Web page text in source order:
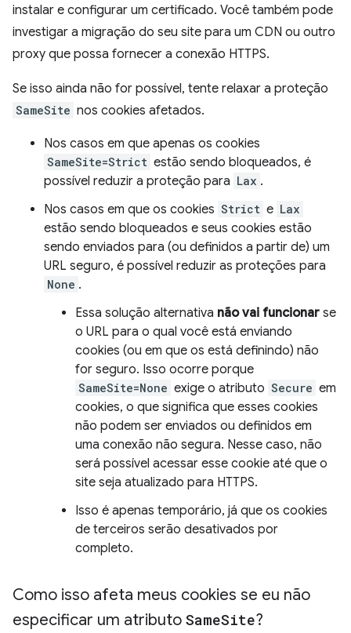
instalar e configurar um certificado. Você também pode
investigar a migração do seu site para um CDN ou outro
proxy que possa fornecer a conexão HTTPS.
Se isso ainda não for possível, tente relaxar a proteção
SameSite nos cookies afetados.
Nos casos em que apenas os cookies
SameSite=Strict estão sendo bloqueados, é
possível reduzir a proteção para Lax .
Nos casos em que os cookies Strict e Lax
estão sendo bloqueados e seus cookies estão
sendo enviados para (ou definidos a partir de) um
URL seguro, é possível reduzir as proteções para
None .
Essa solução alternativa não vai funcionar se
o URL para o qual você está enviando
cookies (ou em que os está definindo) não
for seguro. Isso ocorre porque
SameSite=None exige o atributo Secure em
cookies, o que significa que esses cookies
não podem ser enviados ou definidos em
uma conexão não segura. Nesse caso, não
será possível acessar esse cookie até que o
site seja atualizado para HTTPS.
Isso é apenas temporário, já que os cookies
de terceiros serão desativados por
completo.
Como isso afeta meus cookies se eu não
especificar um atributo SameSite?